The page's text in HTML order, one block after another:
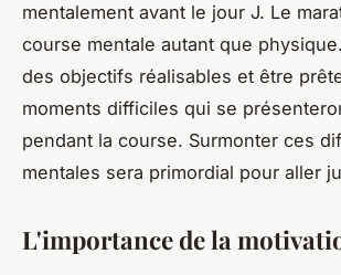
mentalement avant le jour J. Le
course mentale autant que
des objectifs réalisables et être
moments difficiles qui se
pendant la course. Surmonter ces
mentales sera primordial pour aller
L'importance de la